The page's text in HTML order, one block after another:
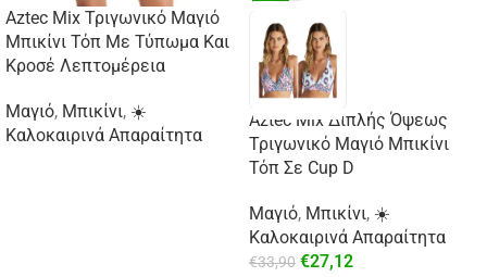
Aztec Mix Τριγωνικό Μαγιό
Μπικίνι Τόπ Με Τύπωμα Και
Κροσέ Λεπτομέρεια
Μαγιό, Μπικίνι, ☀️
Καλοκαιρινά Απαραίτητα
Aztec Mix Διπλής Όψεως
Τριγωνικό Μαγιό Μπικίνι
Τόπ Σε Cup D
Μαγιό, Μπικίνι, ☀️
Καλοκαιρινά Απαραίτητα
€33,90 €27,12